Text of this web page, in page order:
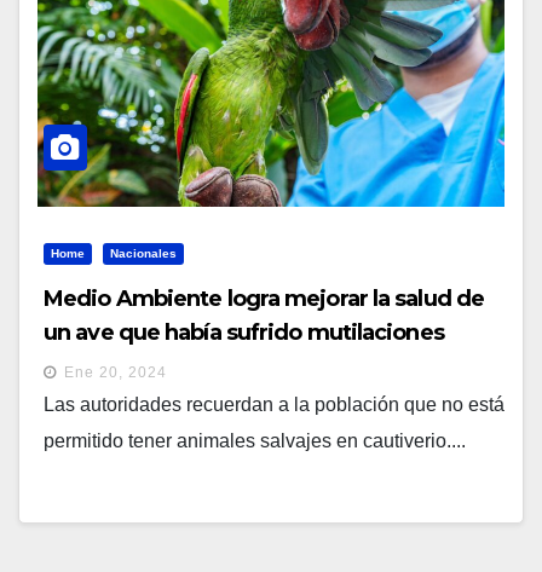
Home Nacionales
Medio Ambiente logra mejorar la salud de
un ave que había sufrido mutilaciones
Ene 20, 2024
Las autoridades recuerdan a la población que no está
permitido tener animales salvajes en cautiverio....